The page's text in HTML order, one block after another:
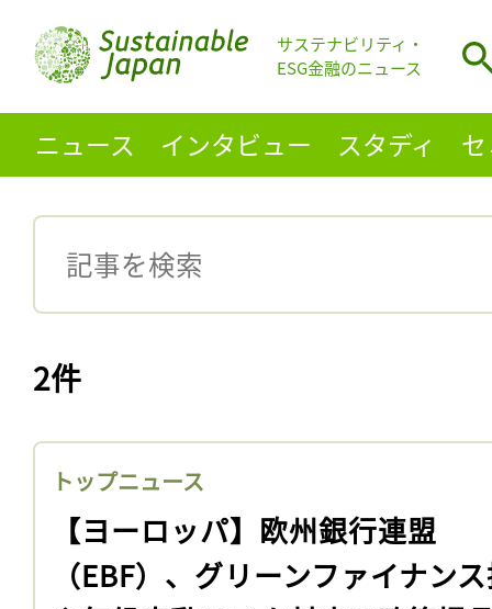
サステナビリティ・
ESG金融のニュース
ニュース インタビュー スタディ
2件
トップニュース
【ヨーロッパ】欧州銀行連盟
（EBF）、グリーンファイナン